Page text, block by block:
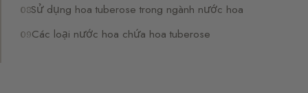
Sử dụng hoa tuberose trong ngành nước hoa
Các loại nước hoa chứa hoa tuberose